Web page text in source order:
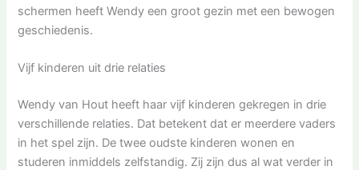
schermen heeft Wendy een groot gezin met een bewogen
geschiedenis.
Vijf kinderen uit drie relaties
Wendy van Hout heeft haar vijf kinderen gekregen in drie
verschillende relaties. Dat betekent dat er meerdere vaders
in het spel zijn. De twee oudste kinderen wonen en
studeren inmiddels zelfstandig. Zij zijn dus al wat verder in